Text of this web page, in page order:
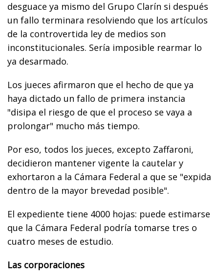
desguace ya mismo del Grupo Clarín si después
un fallo terminara resolviendo que los artículos
de la controvertida ley de medios son
inconstitucionales. Sería imposible rearmar lo
ya desarmado.
Los jueces afirmaron que el hecho de que ya
haya dictado un fallo de primera instancia
"disipa el riesgo de que el proceso se vaya a
prolongar" mucho más tiempo.
Por eso, todos los jueces, excepto Zaffaroni,
decidieron mantener vigente la cautelar y
exhortaron a la Cámara Federal a que se "expida
dentro de la mayor brevedad posible".
El expediente tiene 4000 hojas: puede estimarse
que la Cámara Federal podría tomarse tres o
cuatro meses de estudio.
Las corporaciones